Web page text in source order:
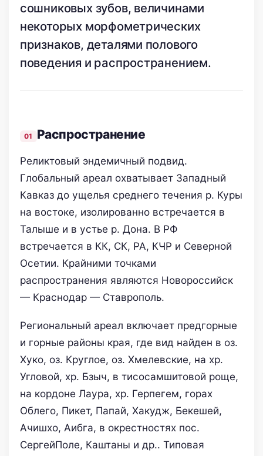
сошниковых зубов, величинами
некоторых морфометрических
признаков, деталями полового
поведения и распространением.
Распространение
Реликтовый эндемичный подвид.
Глобальный ареал охватывает Западный
Кавказ до ущелья среднего течения р. Куры
на востоке, изолированно встречается в
Талыше и в устье р. Дона. В РФ
встречается в КК, СК, РА, КЧР и Северной
Осетии. Крайними точками
распространения являются Новороссийск
— Краснодар — Ставрополь.
Региональный ареал включает предгорные
и горные районы края, где вид найден в оз.
Хуко, оз. Круглое, оз. Хмелевские, на хр.
Угловой, хр. Бзыч, в тисосамшитовой роще,
на кордоне Лаура, хр. Герпегем, горах
Облего, Пикет, Папай, Хакудж, Бекешей,
Ачишхо, Аибга, в окрестностях пос.
СергейПоле, Каштаны и др.. Типовая